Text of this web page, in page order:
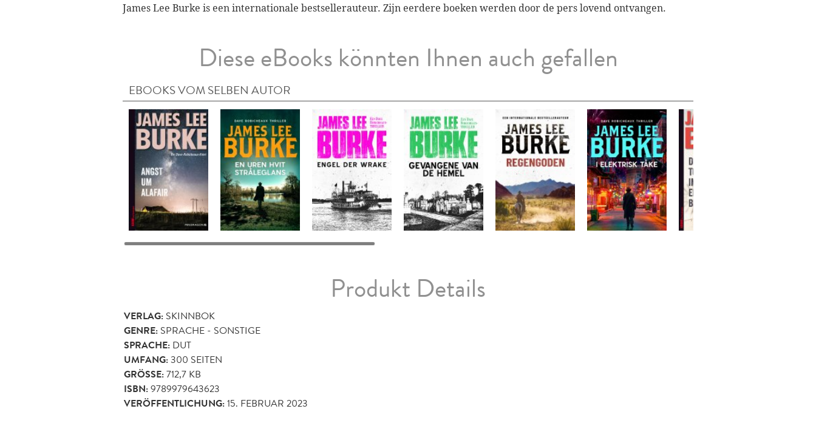
James Lee Burke is een internationale bestsellerauteur. Zijn eerdere boeken werden door de pers lovend ontvangen.
Diese eBooks könnten Ihnen auch gefallen
EBOOKS VOM SELBEN AUTOR
Produkt Details
VERLAG: SKINNBOK
GENRE: SPRACHE - SONSTIGE
SPRACHE: DUT
UMFANG:300 SEITEN
GRÖSSE: 712,7 KB
ISBN:9789979643623
VERÖFFENTLICHUNG:15. FEBRUAR 2023